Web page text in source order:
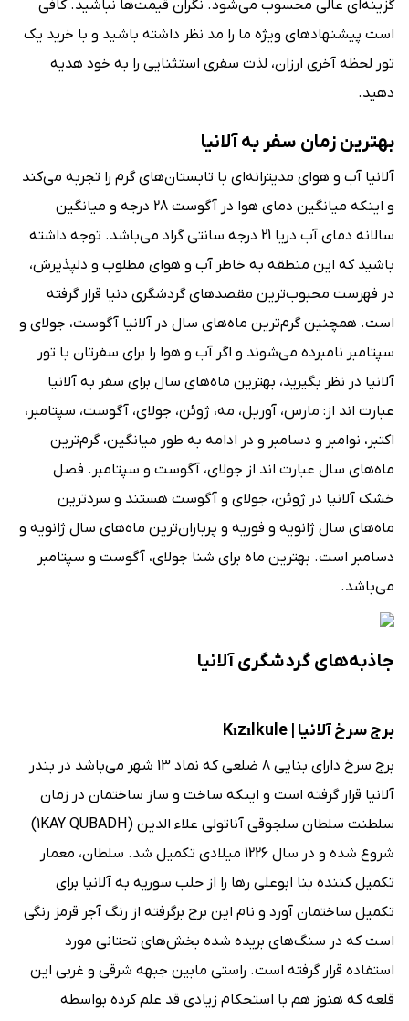
گزینه‌ای عالی محسوب می‌شود. نگران قیمت‌ها نباشید. کافی
است پیشنهاد‌های ویژه ما را مد نظر داشته باشید و با خرید یک
تور لحظه آخری ارزان، لذت سفری استثنایی را به خود هدیه
دهید.
بهترین زمان سفر به آلانیا
آلانیا آب و هوای مدیترانه‌ای با تابستان‌‌های گرم را تجربه می‌کند
و اینکه میانگین دمای هوا در آگوست 28 درجه و میانگین
سالانه‌ دمای آب دریا 21 درجه سانتی‌ گراد می‌باشد. توجه داشته
باشید که این منطقه به خاطر آب و هوای مطلوب و دلپذیرش،
در فهرست محبوب‌ترین مقصدهای گردشگری دنیا قرار گرفته
است. همچنین گرم‌ترین ماه‌‌های سال در آلانیا آگوست، جولای و
سپتامبر نامبرده می‌شوند و اگر آب و هوا را برای سفرتان با تور
آلانیا در نظر بگیرید، بهترین ماه‌های سال برای سفر به آلانیا
عبارت ‌اند از: مارس، آوریل، مه، ژوئن، جولای، آگوست، سپتامبر،
اکتبر، نوامبر و دسامبر و در ادامه به طور میانگین، گرم‌ترین
ماه‌های سال عبارت ‌اند از جولای، آگوست و سپتامبر. فصل
خشک آلانیا در ژوئن، جولای و آگوست هستند و سردترین
ماه‌های سال ژانویه و فوریه و پرباران‌ترین ماه‌های سال ژانویه و
دسامبر است. بهترین ماه برای شنا جولای، آگوست و سپتامبر
می‌باشد.
جاذبه‌های گردشگری آلانیا
برج سرخ آلانیا | Kızılkule
برج سرخ دارای بنایی 8 ضلعی که نماد 13 شهر می‌باشد در بندر
آلانیا قرار گرفته است و اینکه ساخت و ساز ساختمان در زمان
سلطنت سلطان سلجوقی آناتولی علاء الدین (1KAY QUBADH)
شروع شده و در سال 1226 میلادی تکمیل شد. سلطان، معمار
تکمیل کننده بنا ابوعلی رها را از حلب سوریه به آلانیا برای
تکمیل ساختمان آورد و نام این برج برگرفته از رنگ آجر قرمز رنگی
است که در سنگ‌های بریده شده بخش‌های تحتانی مورد
استفاده قرار گرفته است. راستی مابین جبهه شرقی و غربی این
قلعه که هنوز هم با استحکام زیادی قد علم کرده بواسطه